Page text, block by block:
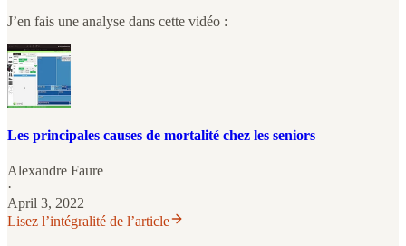
J’en fais une analyse dans cette vidéo :
Les principales causes de mortalité chez les seniors
Alexandre Faure
·
April 3, 2022
Lisez l’intégralité de l’article